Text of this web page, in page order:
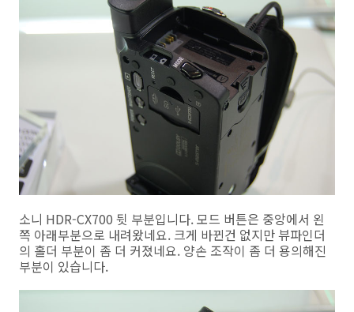
소니 HDR-CX700 뒷 부분입니다. 모드 버튼은 중앙에서 왼
쪽 아래부분으로 내려왔네요. 크게 바뀐건 없지만 뷰파인더
의 홀더 부분이 좀 더 커졌네요. 양손 조작이 좀 더 용의해진
부분이 있습니다.